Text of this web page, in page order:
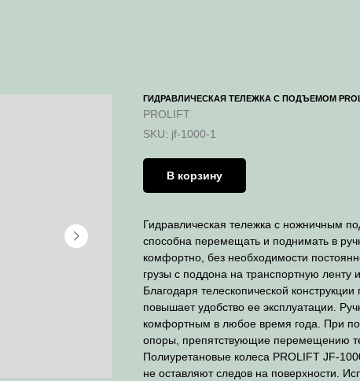
ГИДРАВЛИЧЕСКАЯ ТЕЛЕЖКА С ПОДЪЕМОМ
PROLIFT
SKU: jf-1000-1
В корзину
Гидравлическая тележка с ножничным
способна перемещать и поднимать в
комфортно, без необходимости
грузы с поддона на транспортную ленту
Благодаря телескопической
повышает удобство ее эксплуатации.
комфортным в любое время года. При
опоры, препятствующие перемещению
Полиуретановые колеса PROLIFT JF-
не оставляют следов на поверхности.